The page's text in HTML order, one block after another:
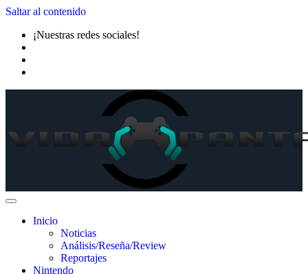
Saltar al contenido
¡Nuestras redes sociales!
Inicio
Noticias
Análisis/Reseña/Review
Reportajes
Nintendo